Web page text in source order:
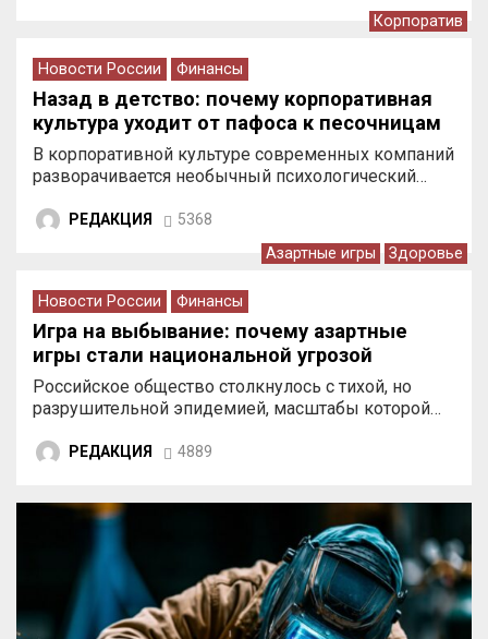
Корпоратив
Новости России Финансы
Назад в детство: почему корпоративная
культура уходит от пафоса к песочницам
В корпоративной культуре современных компаний
разворачивается необычный психологический…
РЕДАКЦИЯ 5368
Азартные игры Здоровье
Новости России Финансы
Игра на выбывание: почему азартные
игры стали национальной угрозой
Российское общество столкнулось с тихой, но
разрушительной эпидемией, масштабы которой…
РЕДАКЦИЯ 4889